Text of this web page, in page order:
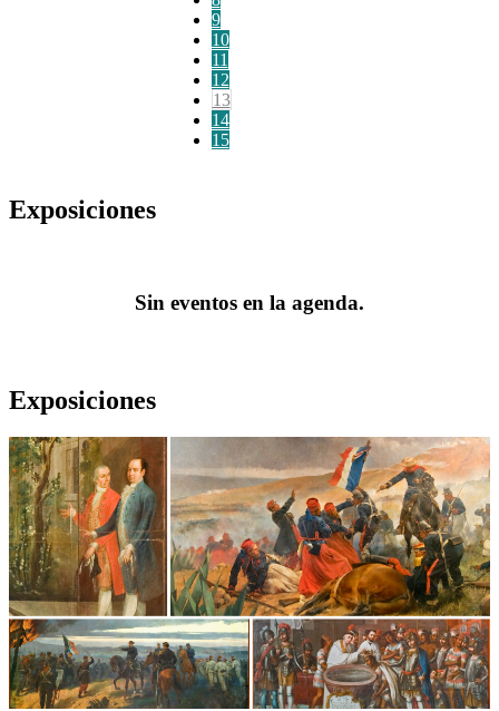
9
10
11
12
13
14
15
Exposiciones
Sin eventos en la agenda.
Exposiciones